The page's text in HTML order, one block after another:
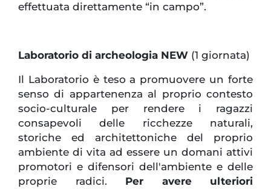
effettuata direttamente “in campo”.
Laboratorio di archeologia NEW (1 giornata)
Il Laboratorio è teso a promuovere un forte
senso di appartenenza al proprio contesto
socio-culturale per rendere i ragazzi
consapevoli delle ricchezze naturali,
storiche ed architettoniche del proprio
ambiente di vita ad essere un domani attivi
promotori e difensori dell'ambiente e delle
proprie radici. Per avere ulteriori